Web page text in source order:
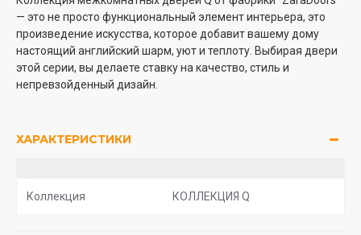
— это не просто функциональный элемент интерьера, это
произведение искусства, которое добавит вашему дому
настоящий английский шарм, уют и теплоту. Выбирая двери
этой серии, вы делаете ставку на качество, стиль и
непревзойденный дизайн.
ХАРАКТЕРИСТИКИ
Коллекция КОЛЛЕКЦИЯ Q